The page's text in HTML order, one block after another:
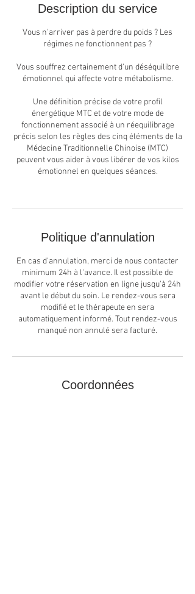
Description du service
Vous n'arriver pas à perdre du poids ? Les
régimes ne fonctionnent pas ?
Vous souffrez certainement d'un déséquilibre
émotionnel qui affecte votre métabolisme.
Une définition précise de votre profil
énergétique MTC et de votre mode de
fonctionnement associé à un réequilibrage
précis selon les règles des cinq éléments de la
Médecine Traditionnelle Chinoise (MTC)
peuvent vous aider à vous libérer de vos kilos
émotionnel en quelques séances.
Politique d'annulation
En cas d'annulation, merci de nous contacter
minimum 24h à l'avance. Il est possible de
modifier votre réservation en ligne jusqu'à 24h
avant le début du soin. Le rendez-vous sera
modifié et le thérapeute en sera
automatiquement informé. Tout rendez-vous
manqué non annulé sera facturé.
Coordonnées